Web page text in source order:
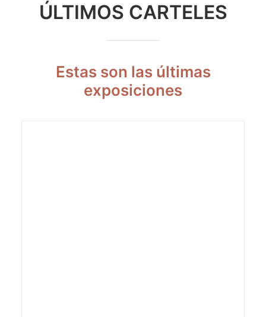
ÚLTIMOS CARTELES
Estas son las últimas
exposiciones